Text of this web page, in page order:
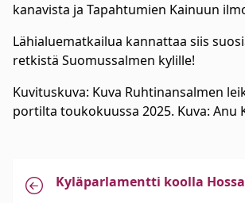
kanavista ja Tapahtumien Kainuun
Lähialuematkailua kannattaa siis
retkistä Suomussalmen kylille!
Kuvituskuva: Kuva Ruhtinansalmen
portilta toukokuussa 2025. Kuva: Anu
Kyläparlamentti koolla